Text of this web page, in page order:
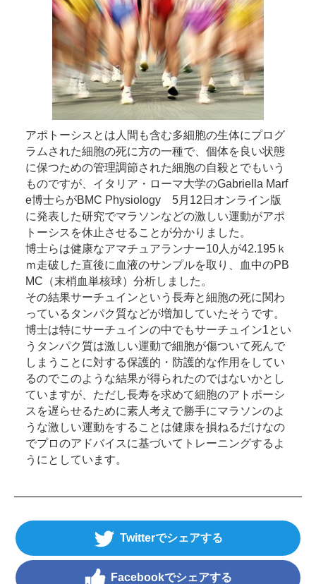
アポトーシスとは人間も含む多細胞の生体にプログ
ラムされた細胞の死に方の一種で、個体を良い状態
に保つための管理調節された細胞の自殺とでもいう
ものですが、イタリア・ローマ大学のGabriella Marf
e博士らがBMC Physiology 5月12日オンライン版
に発表した研究でマラソンなどの激しい運動がアポ
トーシスを休止させることが分かりました。
博士らは健康なアマチュアランナー10人が42.195ｋ
ｍ走破した直後に血液のサンプルを取り、血中のPB
MC（末梢血単核球）分析しました。
その結果サーチュインという長寿と細胞の死に関わ
っているタンパク質などが増加していたそうです。
博士は特にサーチュインの中でもサーチュイン1とい
うタンパク質は激しい運動で細胞が傷ついて死んで
しまうことに対する保護的・防護的な作用をしてい
るのでこのような結果が得られたのではないかとし
ていますが、ただし長寿を求めて細胞のアトポーシ
スを遅らせるために素人考えで勝手にマラソンのよ
うな激しい運動をすることは健康を損ねるだけなの
でプロのアドバイスに基づいてトレーニングするよ
うにとしています。
Twitter
Facebook